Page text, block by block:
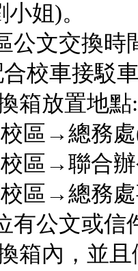
小姐)。
公文交換時
校車接駁
箱放置地點:
區→總務
區→聯合
區→總務
有公文或信
箱內，並